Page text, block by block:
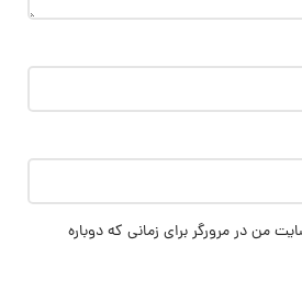
من در مرورگر برای زمانی که دوباره